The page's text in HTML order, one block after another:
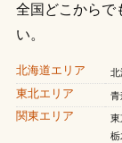
全国どこから
い。
北海道エリア 北
東北エリア 青
関東エリア 東
栃